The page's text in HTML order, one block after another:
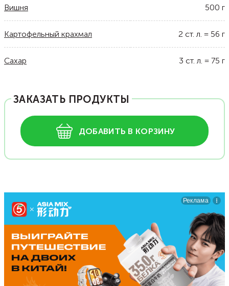
Вишня 500 г
Картофельный крахмал 2 ст. л. = 56 г
Сахар 3 ст. л. = 75 г
ЗАКАЗАТЬ ПРОДУКТЫ
ДОБАВИТЬ В КОРЗИНУ